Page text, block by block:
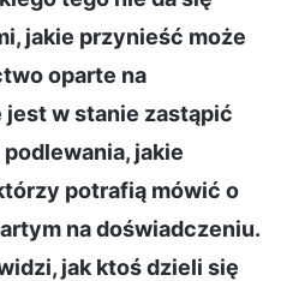
jakie przynieść może
oparte na
w stanie zastąpić
jakie
potrafią mówić o
na doświadczeniu.
jak ktoś dzieli się